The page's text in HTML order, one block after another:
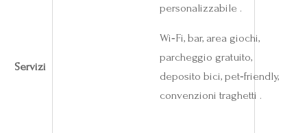
personalizzabile .
Servizi
Wi‑Fi, bar, area giochi,
parcheggio gratuito,
deposito bici, pet‑friendly,
convenzioni traghetti .